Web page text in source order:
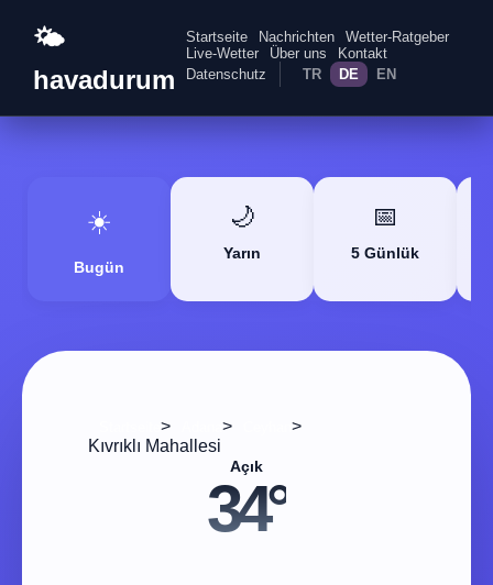
🌤️
havadurum
Startseite Nachrichten
Wetter-Ratgeber
Live-Wetter
Über uns
Kontakt
Datenschutz
TR DE EN
☀️
Bugün
🌙
Yarın
📅
5 Günlük
> >
>
Kıvrıklı Mahallesi
Açık
34°